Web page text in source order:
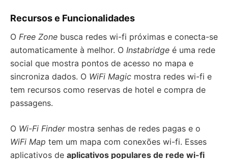
Recursos e Funcionalidades
O Free Zone busca redes wi-fi próximas e conecta-se
automaticamente à melhor. O Instabridge é uma rede
social que mostra pontos de acesso no mapa e
sincroniza dados. O WiFi Magic mostra redes wi-fi e
tem recursos como reservas de hotel e compra de
passagens.
O Wi-Fi Findermostra senhas de redes pagas e o
WiFi Map tem um mapa com conexões wi-fi. Esses
aplicativos de aplicativos populares de rede wi-fi